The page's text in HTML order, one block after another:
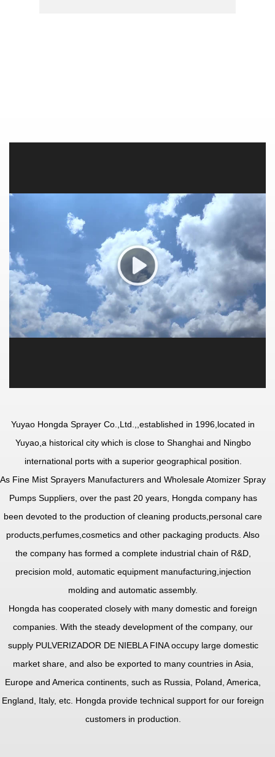
Yuyao Hongda Sprayer Co.,Ltd.,
,established in 1996,located in
Yuyao,a historical city which is close to Shanghai and Ningbo
international ports with a superior geographical position.
As Fine Mist Sprayers Manufacturers and Wholesale Atomizer Spray
Pumps Suppliers, over the past 20 years, Hongda company has
been devoted to the production of cleaning products,personal care
products,perfumes,cosmetics and other packaging products. Also
the company has formed a complete industrial chain of R&D,
precision mold, automatic equipment manufacturing,injection
molding and automatic assembly.
Hongda has cooperated closely with many domestic and foreign
companies. With the steady development of the company, our
supply PULVERIZADOR DE NIEBLA FINAoccupy large domestic
market share, and also be exported to many countries in Asia,
Europe and America continents, such as Russia, Poland, America,
England, Italy, etc. Hongda provide technical support for our foreign
customers in production.